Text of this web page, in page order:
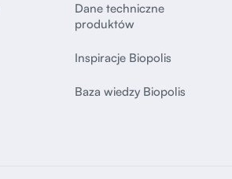
Dane techniczne
produktów
Inspiracje Biopolis
Baza wiedzy Biopolis